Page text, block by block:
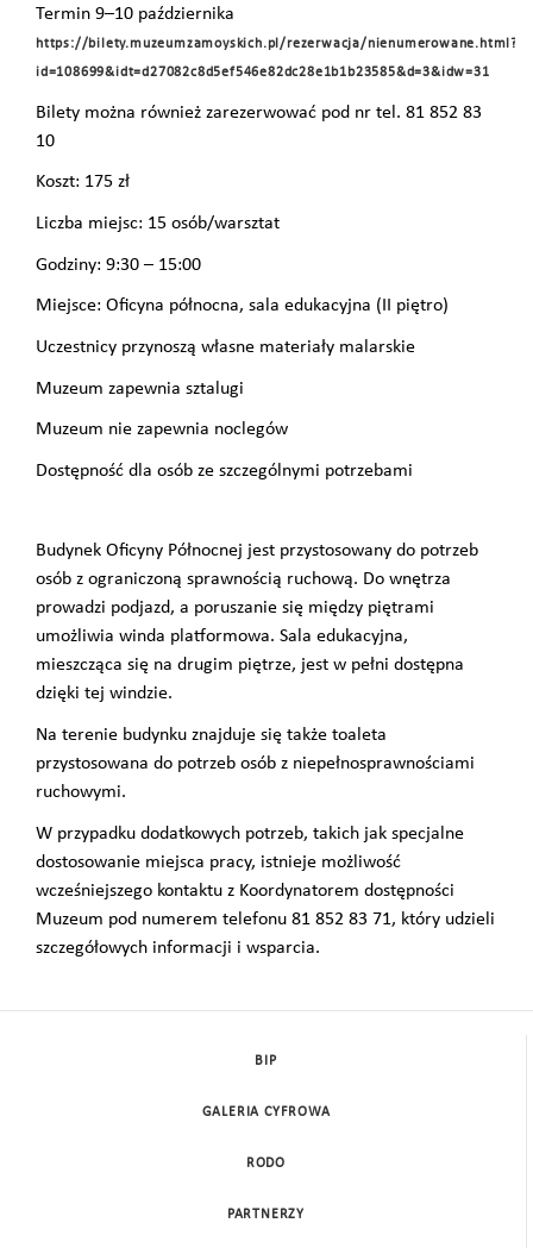
Termin 9–10 października
https://bilety.muzeumzamoyskich.pl/rezerwacja/nienumerowane.html?
id=108699&idt=d27082c8d5ef546e82dc28e1b1b23585&d=3&idw=31
Bilety można również zarezerwować pod nr tel. 81 852 83
10
Koszt: 175 zł
Liczba miejsc: 15 osób/warsztat
Godziny: 9:30 – 15:00
Miejsce: Oficyna północna, sala edukacyjna (II piętro)
Uczestnicy przynoszą własne materiały malarskie
Muzeum zapewnia sztalugi
Muzeum nie zapewnia noclegów
Dostępność dla osób ze szczególnymi potrzebami
Budynek Oficyny Północnej jest przystosowany do potrzeb
osób z ograniczoną sprawnością ruchową. Do wnętrza
prowadzi podjazd, a poruszanie się między piętrami
umożliwia winda platformowa. Sala edukacyjna,
mieszcząca się na drugim piętrze, jest w pełni dostępna
dzięki tej windzie.
Na terenie budynku znajduje się także toaleta
przystosowana do potrzeb osób z niepełnosprawnościami
ruchowymi.
W przypadku dodatkowych potrzeb, takich jak specjalne
dostosowanie miejsca pracy, istnieje możliwość
wcześniejszego kontaktu z Koordynatorem dostępności
Muzeum pod numerem telefonu 81 852 83 71, który udzieli
szczegółowych informacji i wsparcia.
BIP
GALERIA CYFROWA
RODO
PARTNERZY